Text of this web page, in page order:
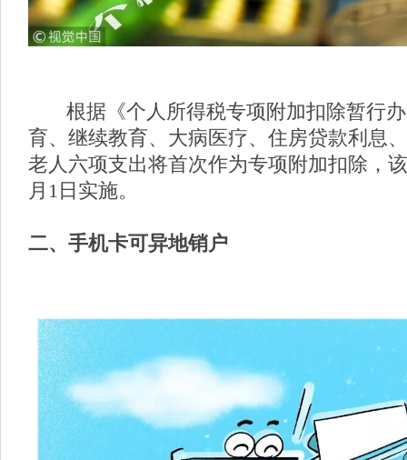
根据《个人所得税专项附加扣除暂行
育、继续教育、大病医疗、住房贷款利息
老人六项支出将首次作为专项附加扣除，
月1日实施。
二、手机卡可异地销户